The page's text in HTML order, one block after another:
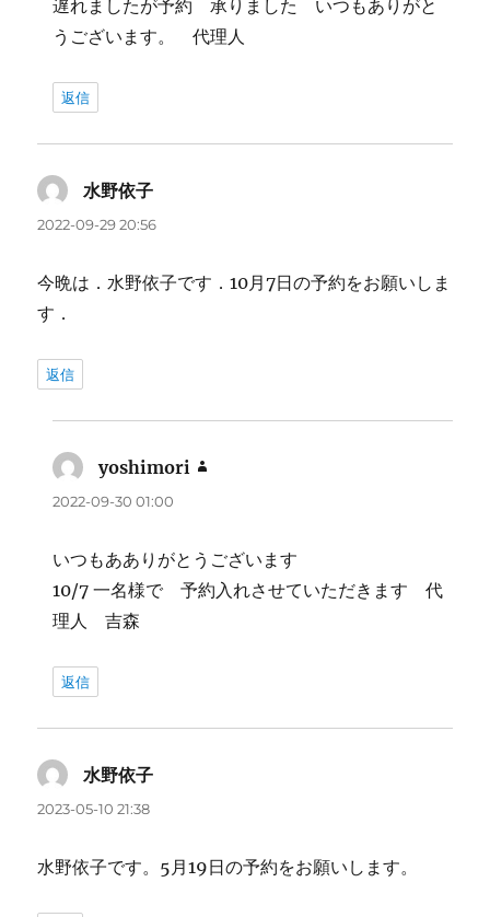
遅れましたが予約 承りました いつもありがと
うございます。 代理人
返信
水野依子
り:
2022-09-29 20:56
今晩は．水野依子です．10月7日の予約をお願いしま
す．
返信
yoshimori
2022-09-30 01:00
いつもあありがとうございます
10/7 一名様で 予約入れさせていただきます 代
理人 吉森
返信
水野依子
2023-05-10 21:38
水野依子です。5月19日の予約をお願いします。